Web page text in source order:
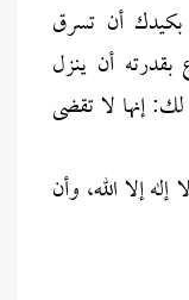
أن تسرق
بقدرته أن ينزل
إنها لا تقضى
إلا الله، وأن